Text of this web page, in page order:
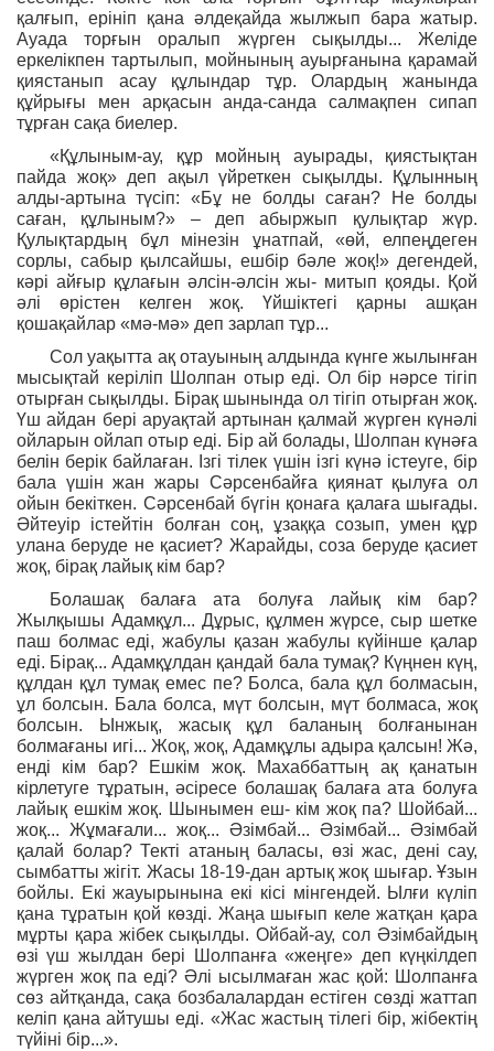
қалғып, ерініп қана әлдеқайда жылжып бара жатыр.
Ауада торғын оралып жүрген сықылды... Желіде
еркелікпен тартылып, мойнының ауырғанына қарамай
қиястанып асау құлындар тұр. Олардың жанында
құйрығы мен арқасын анда-санда салмақпен сипап
тұрған сақа биелер.
«Құлыным-ау, құр мойның ауырады, қиястықтан
пайда жоқ» деп ақыл үйреткен сықылды. Құлынның
алды-артына түсіп: «Бұ не болды саған? Не болды
саған, құлыным?» – деп абыржып қулықтар жүр.
Қулықтардың бұл мінезін ұнатпай, «өй, елпеңдеген
сорлы, сабыр қылсайшы, ешбір бәле жоқ!» дегендей,
кәрі айғыр құлағын әлсін-әлсін жы- митып қояды. Қой
әлі өрістен келген жоқ. Үйшіктегі қарны ашқан
қошақайлар «мә-мә» деп зарлап тұр...
Сол уақытта ақ отауының алдында күнге жылынған
мысықтай керіліп Шолпан отыр еді. Ол бір нәрсе тігіп
отырған сықылды. Бірақ шынында ол тігіп отырған жоқ.
Үш айдан бері аруақтай артынан қалмай жүрген күнәлі
ойларын ойлап отыр еді. Бір ай болады, Шолпан күнәға
белін берік байлаған. Ізгі тілек үшін ізгі күнә істеуге, бір
бала үшін жан жары Сәрсенбайға қиянат қылуға ол
ойын бекіткен. Сәрсенбай бүгін қонаға қалаға шығады.
Әйтеуір істейтін болған соң, ұзаққа созып, умен құр
улана беруде не қасиет? Жарайды, соза беруде қасиет
жоқ, бірақ лайық кім бар?
Болашақ балаға ата болуға лайық кім бар?
Жылқышы Адамқұл... Дұрыс, құлмен жүрсе, сыр шетке
паш болмас еді, жабулы қазан жабулы күйінше қалар
еді. Бірақ... Адамқұлдан қандай бала тумақ? Күңнен күң,
құлдан құл тумақ емес пе? Болса, бала құл болмасын,
ұл болсын. Бала болса, мүт болсын, мүт болмаса, жоқ
болсын. Ынжық, жасық құл баланың болғанынан
болмағаны игі... Жоқ, жоқ, Адамқұлы адыра қалсын! Жә,
енді кім бар? Ешкім жоқ. Махаббаттың ақ қанатын
кірлетуге тұратын, әсіресе болашақ балаға ата болуға
лайық ешкім жоқ. Шынымен еш- кім жоқ па? Шойбай...
жоқ... Жұмағали... жоқ... Әзімбай... Әзімбай... Әзімбай
қалай болар? Текті атаның баласы, өзі жас, дені сау,
сымбатты жігіт. Жасы 18-19-дан артық жоқ шығар. Ұзын
бойлы. Екі жауырынына екі кісі мінгендей. Ылғи күліп
қана тұратын қой көзді. Жаңа шығып келе жатқан қара
мұрты қара жібек сықылды. Ойбай-ау, сол Әзімбайдың
өзі үш жылдан бері Шолпанға «жеңге» деп күңкілдеп
жүрген жоқ па еді? Әлі ысылмаған жас қой: Шолпанға
сөз айтқанда, сақа бозбалалардан естіген сөзді жаттап
келіп қана айтушы еді. «Жас жастың тілегі бір, жібектің
түйіні бір...».